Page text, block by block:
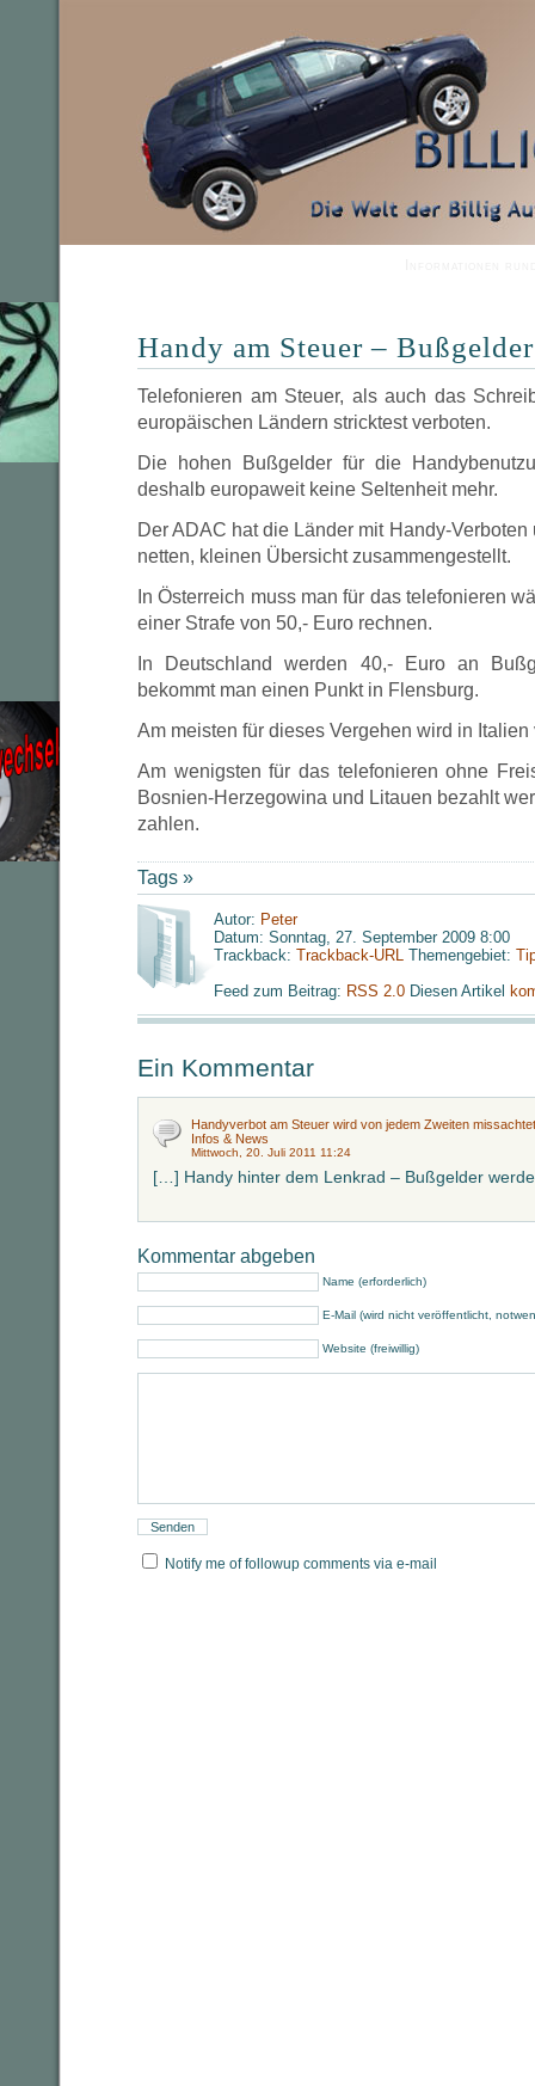
Handy am Steuer –
Telefonieren am Steuer, als auch das
europäischen Ländern stricktest verboten.
Die hohen Bußgelder für die
deshalb europaweit keine Seltenheit mehr.
Der ADAC hat die Länder mit Handy-
netten, kleinen Übersicht zusammengestellt.
In Österreich muss man für das telefonieren
einer Strafe von 50,- Euro rechnen.
In Deutschland werden 40,- Euro an
bekommt man einen Punkt in Flensburg.
Am meisten für dieses Vergehen wird in
Am wenigsten für das telefonieren ohne
Bosnien-Herzegowina und Litauen bezahlt
zahlen.
Tags »
Autor: Peter
Datum: Sonntag, 27. September 2009 8:00
Trackback: Trackback-URL Themengebiet:
Feed zum Beitrag: RSS 2.0 Diesen Artikel
Ein Kommentar
Handyverbot am Steuer wird von jedem Zweiten
Infos & News
Mittwoch, 20. Juli 2011 11:24
[…] Handy hinter dem Lenkrad – Bußgelder
Kommentar abgeben
Name (erforderlich)
E-Mail (wird nicht veröffentlicht,
Website (freiwillig)
Notify me of followup comments via e-mail